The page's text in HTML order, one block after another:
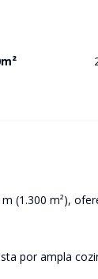
m²
(1.300 m²),
por ampla